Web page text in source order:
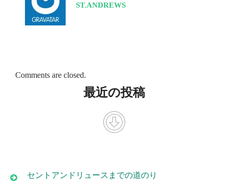
ST.ANDREWS
Comments are closed.
最近の投稿
セントアンドリュースまでの道のり